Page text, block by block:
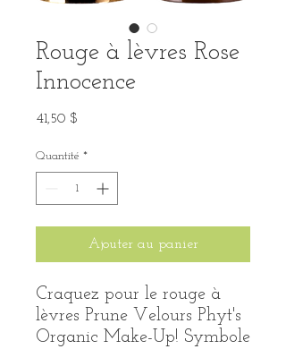
Rouge à lèvres Rose
Innocence
41,50 $
Quantité *
Ajouter au panier
Craquez pour le rouge à
lèvres Prune Velours Phyt's
Organic Make-Up! Symbole